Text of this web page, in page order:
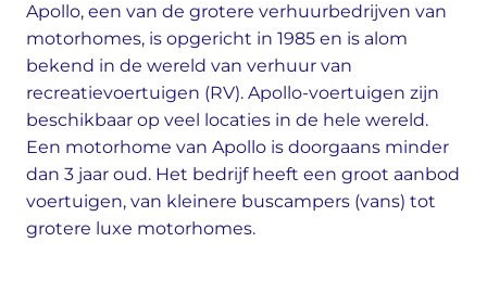
Apollo, een van de grotere verhuurbedrijven van
motorhomes, is opgericht in 1985 en is alom
bekend in de wereld van verhuur van
recreatievoertuigen (RV). Apollo-voertuigen zijn
beschikbaar op veel locaties in de hele wereld.
Een motorhome van Apollo is doorgaans minder
dan 3 jaar oud. Het bedrijf heeft een groot aanbod
voertuigen, van kleinere buscampers (vans) tot
grotere luxe motorhomes.